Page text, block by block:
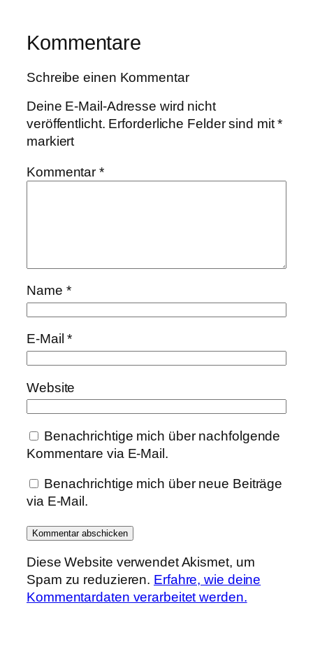
Kommentare
Schreibe einen Kommentar
Deine E-Mail-Adresse wird nicht
veröffentlicht. Erforderliche Felder sind mit*
markiert
Kommentar*
Name *
E-Mail*
Website
Benachrichtige mich über nachfolgende
Kommentare via E-Mail.
Benachrichtige mich über neue Beiträge
via E-Mail.
Diese Website verwendet Akismet, um
Spam zu reduzieren. Erfahre, wie deine
Kommentardaten verarbeitet werden.